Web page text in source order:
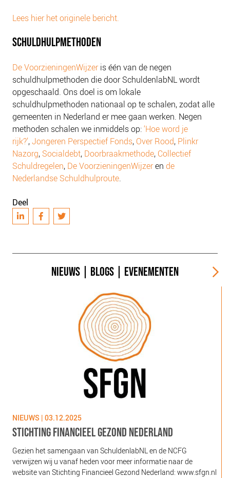
Lees hier het originele bericht.
SCHULDHULPMETHODEN
De VoorzieningenWijzeris één van de negen
schuldhulpmethoden die door SchuldenlabNL wordt
opgeschaald. Ons doel is om lokale
schuldhulpmethoden nationaal op te schalen, zodat alle
gemeenten in Nederland er mee gaan werken. Negen
methoden schalen we inmiddels op:‘Hoe word je
rijk?’,Jongeren Perspectief Fonds, Over Rood, Plinkr
Nazorg, Socialdebt, Doorbraakmethode, Collectief
Schuldregelen, De VoorzieningenWijzeren de
Nederlandse Schuldhulproute.
Deel
NIEUWS BLOGS EVENEMENTEN
NIEUWS | 03.12.2025
STICHTING FINANCIEEL GEZOND NEDERLAND
Gezien het samengaan van SchuldenlabNL en de NCFG
verwijzen wij u vanaf heden voor meer informatie naar de
website van Stichting Financieel Gezond Nederland: www.sfgn.nl